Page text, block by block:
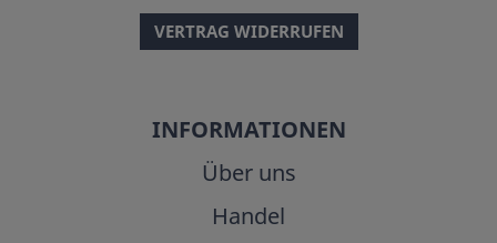
VERTRAG WIDERRUFEN
INFORMATIONEN
Über uns
Handel